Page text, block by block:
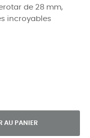
de 28 mm,
incroyables
AU PANIER